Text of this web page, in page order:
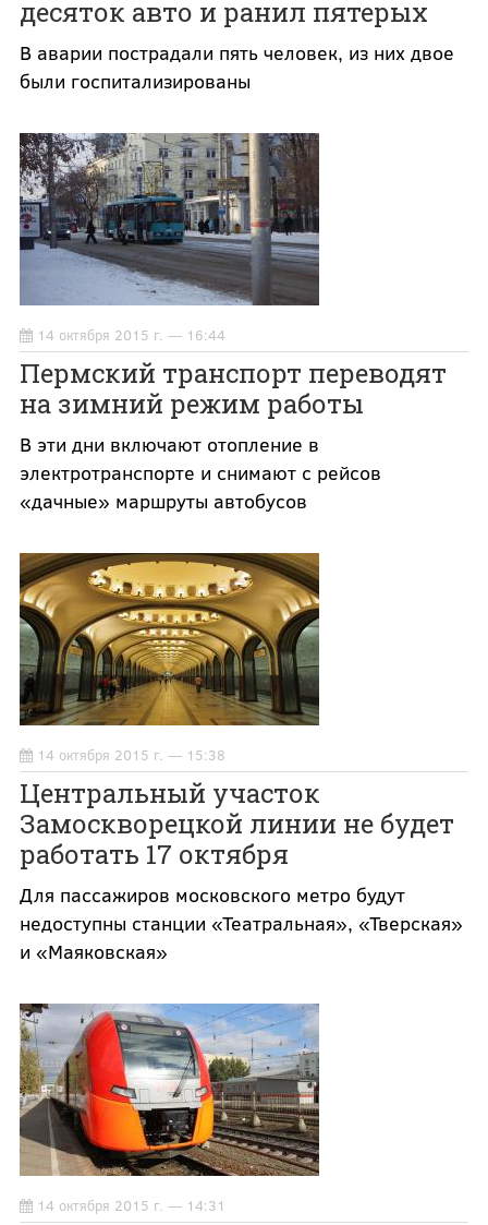
десяток авто и ранил пятерых
В аварии пострадали пять человек, из них двое
были госпитализированы
14 октября 2015 г. — 16:44
Пермский транспорт переводят
на зимний режим работы
В эти дни включают отопление в
электротранспорте и снимают с рейсов
«дачные» маршруты автобусов
14 октября 2015 г. — 15:38
Центральный участок
Замоскворецкой линии не будет
работать 17 октября
Для пассажиров московского метро будут
недоступны станции «Театральная», «Тверская»
и «Маяковская»
14 октября 2015 г. — 14:31